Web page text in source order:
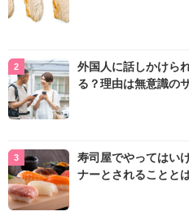
外国人に話しかけら
る？理由は無意識の
寿司屋でやってはい
ナーとされることと